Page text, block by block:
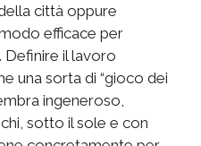
città oppure
efficace per
Definire il lavoro
una sorta di “gioco dei
ingeneroso,
sotto il sole e con